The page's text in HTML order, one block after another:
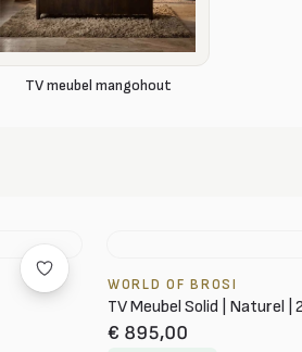
TV meubel mangohout
WORLD OF BROSI
TV Meubel Solid | Naturel |
€ 895,00